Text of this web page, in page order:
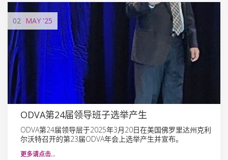
02 MAY '25
ODVA第24届领导班子选举产生
ODVA第24届领导层于2025年3月20日在美国佛罗里达州克利
尔沃特召开的第23届ODVA年会上选举产生并宣布。
更多请点击…